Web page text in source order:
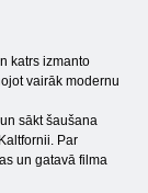
katrs izmanto
vairāk modernu
sākt šaušana
Par
un gatavā filma